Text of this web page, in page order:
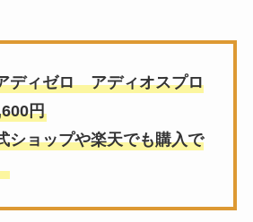
ディゼロ アディオスプロ
円
ショップや楽天でも購入で